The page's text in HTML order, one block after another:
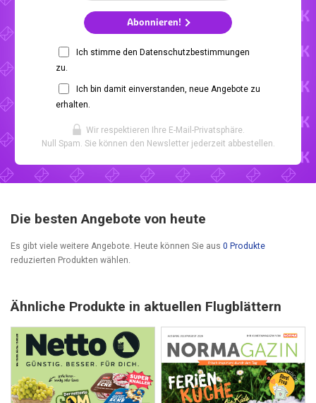
Abonnieren!
Ich stimme den Datenschutzbestimmungen
zu.
Ich bin damit einverstanden, neue Angebote zu
erhalten.
Wir respektieren Ihre E-Mail-Privatsphäre.
Null Spam. Sie können den Newsletter jederzeit abbestellen.
Die besten Angebote von heute
Es gibt viele weitere Angebote. Heute können Sie aus 0 Produkte
reduzierten Produkten wählen.
Ähnliche Produkte in aktuellen Flugblättern